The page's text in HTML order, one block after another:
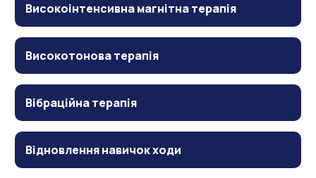
Високоінтенсивна магнітна терапія
Високотонова терапія
Вібраційна терапія
Відновлення навичок ходи